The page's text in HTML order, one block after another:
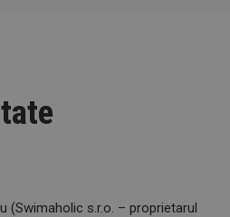
(Swimaholic s.r.o. – proprietarul